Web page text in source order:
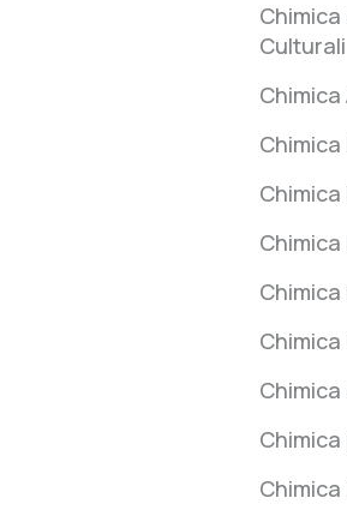
Chimica
Culturali
Chimica
Chimica